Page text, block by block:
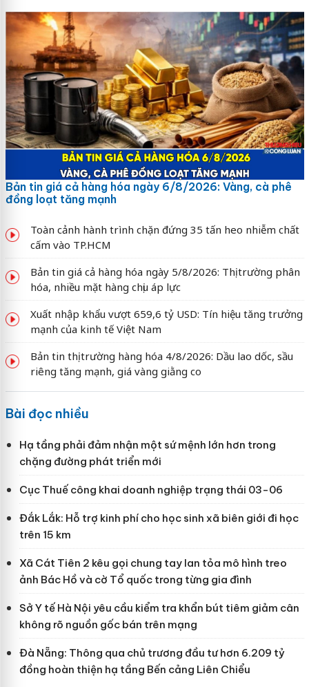
Bản tin giá cả hàng hóa ngày 6/8/2026: Vàng, cà phê
đồng loạt tăng mạnh
Toàn cảnh hành trình chặn đứng 35 tấn heo nhiễm chất
cấm vào TP.HCM
Bản tin giá cả hàng hóa ngày 5/8/2026: Thị trường phân
hóa, nhiều mặt hàng chịu áp lực
Xuất nhập khẩu vượt 659,6 tỷ USD: Tín hiệu tăng trưởng
mạnh của kinh tế Việt Nam
Bản tin thị trường hàng hóa 4/8/2026: Dầu lao dốc, sầu
riêng tăng mạnh, giá vàng giằng co
Bài đọc nhiều
Hạ tầng phải đảm nhận một sứ mệnh lớn hơn trong
chặng đường phát triển mới
Cục Thuế công khai doanh nghiệp trạng thái 03-06
Đắk Lắk: Hỗ trợ kinh phí cho học sinh xã biên giới đi học
trên 15 km
Xã Cát Tiên 2 kêu gọi chung tay lan tỏa mô hình treo
ảnh Bác Hồ và cờ Tổ quốc trong từng gia đình
Sở Y tế Hà Nội yêu cầu kiểm tra khẩn bút tiêm giảm cân
không rõ nguồn gốc bán trên mạng
Đà Nẵng: Thông qua chủ trương đầu tư hơn 6.209 tỷ
đồng hoàn thiện hạ tầng Bến cảng Liên Chiểu